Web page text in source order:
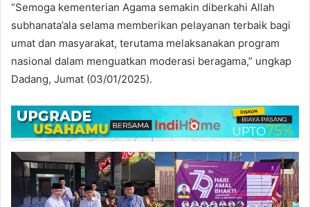
“Semoga kementerian Agama semakin diberkahi Allah
subhanata’ala selama memberikan pelayanan terbaik bagi
umat dan masyarakat, terutama melaksanakan program
nasional dalam menguatkan moderasi beragama,” ungkap
Dadang, Jumat (03/01/2025).